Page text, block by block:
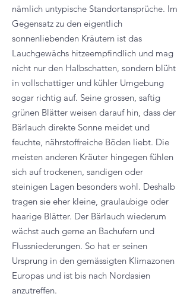
nämlich untypische Standortansprüche. Im
Gegensatz zu den eigentlich
sonnenliebenden Kräutern ist das
Lauchgewächs hitzeempfindlich und mag
nicht nur den Halbschatten, sondern blüht
in vollschattiger und kühler Umgebung
sogar richtig auf. Seine grossen, saftig
grünen Blätter weisen darauf hin, dass der
Bärlauch direkte Sonne meidet und
feuchte, nährstoffreiche Böden liebt. Die
meisten anderen Kräuter hingegen fühlen
sich auf trockenen, sandigen oder
steinigen Lagen besonders wohl. Deshalb
tragen sie eher kleine, graulaubige oder
haarige Blätter. Der Bärlauch wiederum
wächst auch gerne an Bachufern und
Flussniederungen. So hat er seinen
Ursprung in den gemässigten Klimazonen
Europas und ist bis nach Nordasien
anzutreffen.